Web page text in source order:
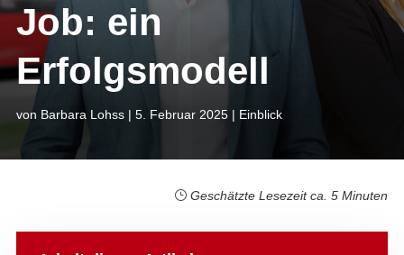
Job: ein
Erfolgsmodell
von Barbara Lohss| 5. Februar 2025| Einblick
Geschätzte Lesezeit ca. 5 Minuten